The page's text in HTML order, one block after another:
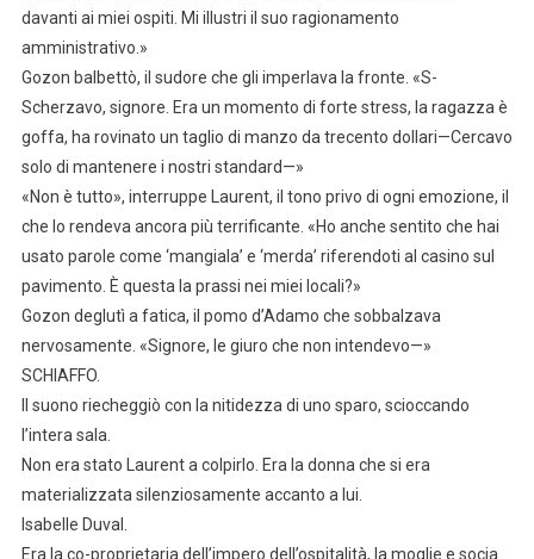
davanti ai miei ospiti. Mi illustri il suo ragionamento
amministrativo.»
Gozon balbettò, il sudore che gli imperlava la fronte. «S-
Scherzavo, signore. Era un momento di forte stress, la ragazza è
goffa, ha rovinato un taglio di manzo da trecento dollari—Cercavo
solo di mantenere i nostri standard—»
«Non è tutto», interruppe Laurent, il tono privo di ogni emozione, il
che lo rendeva ancora più terrificante. «Ho anche sentito che hai
usato parole come ‘mangiala’ e ‘merda’ riferendoti al casino sul
pavimento. È questa la prassi nei miei locali?»
Gozon deglutì a fatica, il pomo d’Adamo che sobbalzava
nervosamente. «Signore, le giuro che non intendevo—»
SCHIAFFO.
Il suono riecheggiò con la nitidezza di uno sparo, scioccando
l’intera sala.
Non era stato Laurent a colpirlo. Era la donna che si era
materializzata silenziosamente accanto a lui.
Isabelle Duval.
Era la co-proprietaria dell’impero dell’ospitalità, la moglie e socia